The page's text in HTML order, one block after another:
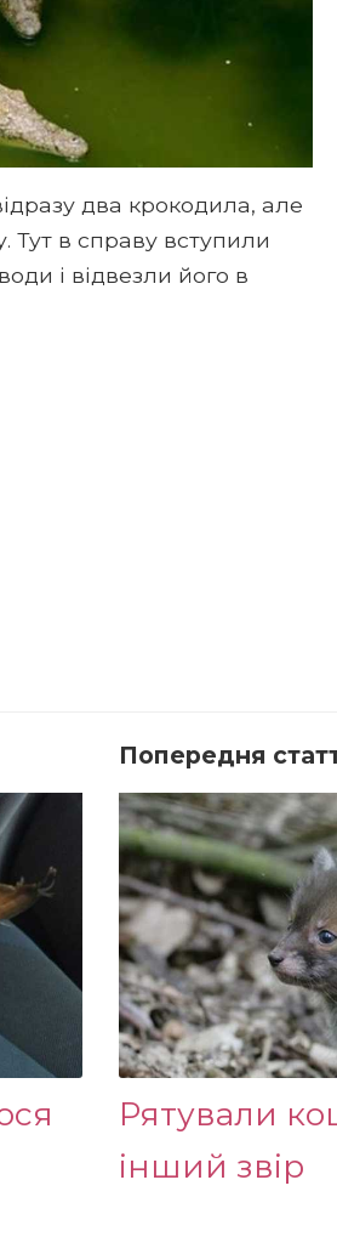
два крокодила, але
Тут в справу вступили
і відвезли його в
Попередня
Рятували
інший звір